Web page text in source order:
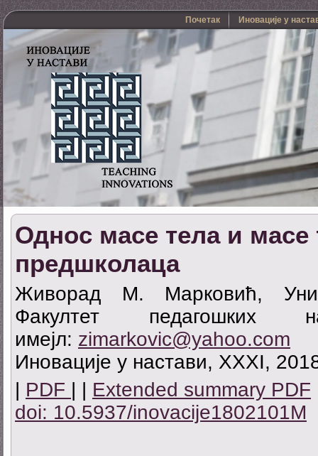
Почетак Иновације у
Однос масе тела и масе
предшколаца
Живорад M. Марковић,
Факултет педагошких
имејл: zimarkovic@yahoo.com
Иновације у настави, XXXI,
PDF Extended summary PDF
doi: 10.5937/inovacije1802101M